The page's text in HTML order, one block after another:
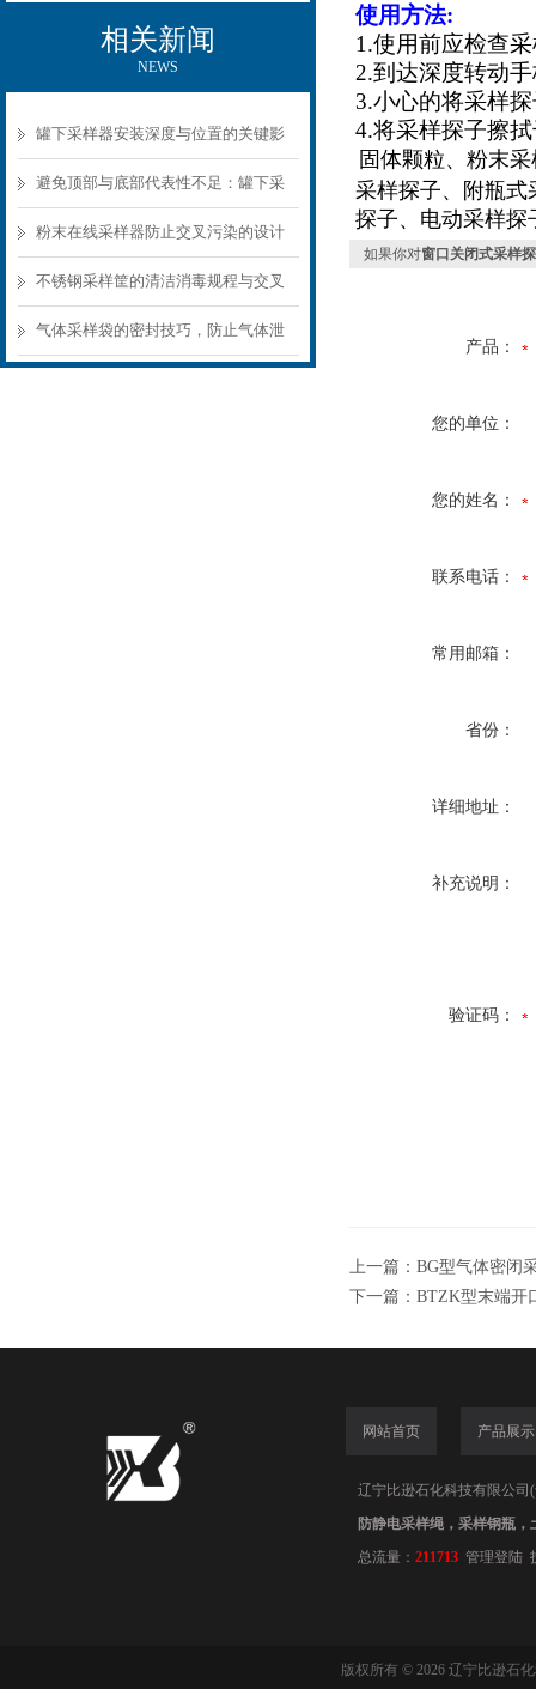
相关新闻
NEWS
罐下采样器安装深度与位置的关键影
响
避免顶部与底部代表性不足：罐下采
样器结构选型要点
粉末在线采样器防止交叉污染的设计
要点
不锈钢采样筐的清洁消毒规程与交叉
污染预防
气体采样袋的密封技巧，防止气体泄
使用方法:
1.使用前应检查
2.到达深度转动
3.小心的将采样
4.将采样探子擦
固体颗粒、粉末
采样探子、
附瓶式
探子、电动采样探
如果你对窗口关闭式采样
产品：
您的单位：
您的姓名：
联系电话：
常用邮箱：
省份：
详细地址：
补充说明：
验证码：
上一篇： BG型气体密闭
下一篇： BTZK型末端开
网站首页 产品展示
辽宁比逊石化科技有限公司
防静电采样绳，采样钢瓶
总流量： 211713 管理登陆
版权所有 © 2026 辽宁比逊石